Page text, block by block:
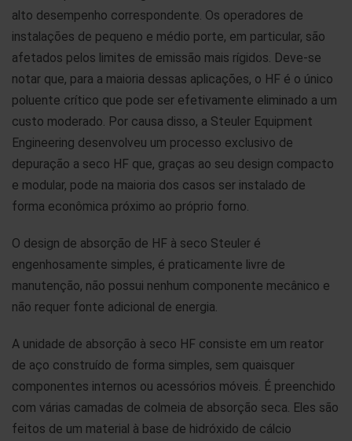
alto desempenho correspondente. Os operadores de
instalações de pequeno e médio porte, em particular, são
afetados pelos limites de emissão mais rígidos. Deve-se
notar que, para a maioria dessas aplicações, o HF é o único
poluente crítico que pode ser efetivamente eliminado a um
custo moderado. Por causa disso, a Steuler Equipment
Engineering desenvolveu um processo exclusivo de
depuração a seco HF que, graças ao seu design compacto
e modular, pode na maioria dos casos ser instalado de
forma econômica próximo ao próprio forno.
O design de absorção de HF à seco Steuler é
engenhosamente simples, é praticamente livre de
manutenção, não possui nenhum componente mecânico e
não requer fonte adicional de energia.
A unidade de absorção à seco HF consiste em um reator
de aço construído de forma simples, sem quaisquer
componentes internos ou acessórios móveis. É preenchido
com várias camadas de colmeia de absorção seca. Eles são
feitos de um material à base de hidróxido de cálcio